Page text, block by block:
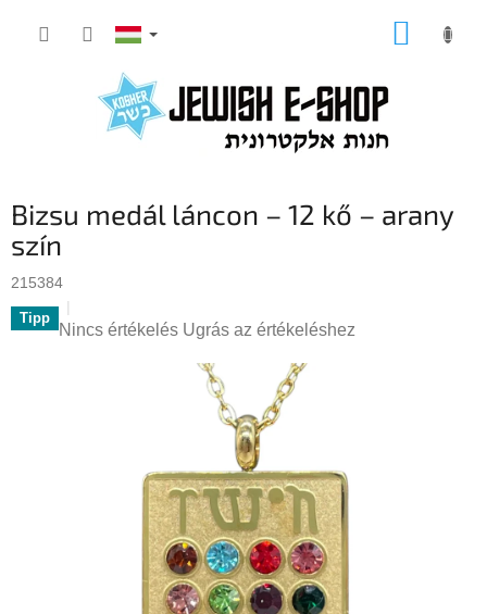
KOSÁR
Bizsu medál láncon – 12 kő – arany
szín
215384
Tipp
A
Nincs értékelés Ugrás az értékeléshez